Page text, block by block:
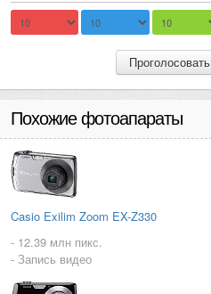
Проголосовать
Похожие фотоапараты
Casio Exilim Zoom EX-Z330
- 12.39 млн пикс.
- Запись видео